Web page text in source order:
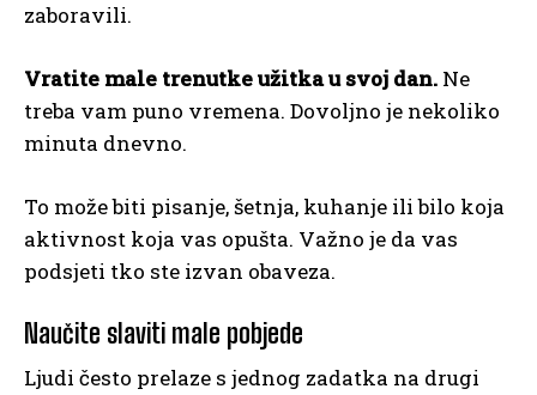
zaboravili.
Vratite male trenutke užitka u svoj dan. Ne
treba vam puno vremena. Dovoljno je nekoliko
minuta dnevno.
To može biti pisanje, šetnja, kuhanje ili bilo koja
aktivnost koja vas opušta. Važno je da vas
podsjeti tko ste izvan obaveza.
Naučite slaviti male pobjede
Ljudi često prelaze s jednog zadatka na drugi